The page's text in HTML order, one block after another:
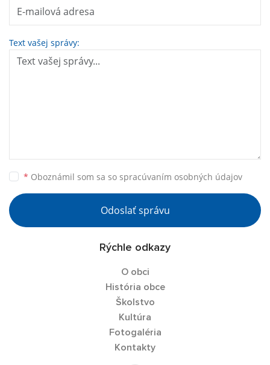
Text vašej správy:
* Oboznámil som sa so spracúvaním osobných údajov
Odoslať správu
Rýchle odkazy
O obci
História obce
Školstvo
Kultúra
Fotogaléria
Kontakty